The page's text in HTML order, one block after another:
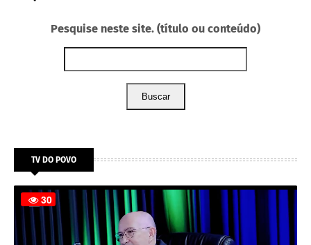
Pesquise neste site. (título ou conteúdo)
Buscar
TV DO POVO